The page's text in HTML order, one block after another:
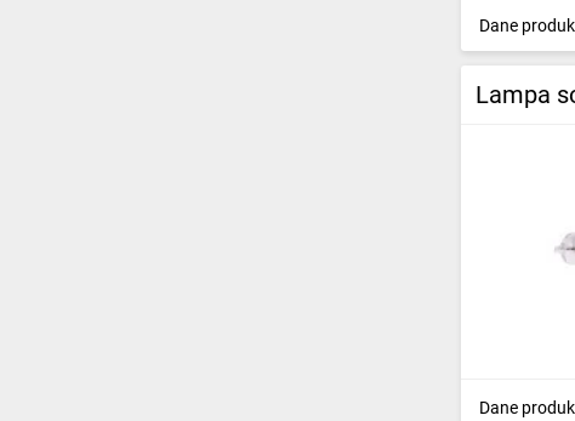
Dane
Lampa
Dane